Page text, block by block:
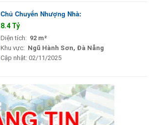
Chủ Chuyển Nhượng Nhà:
8.4 Tỷ
Diện tích: 92 m²
Khu vực: Ngũ Hành Sơn, Đà Nẵng
Cập nhật: 02/11/2025